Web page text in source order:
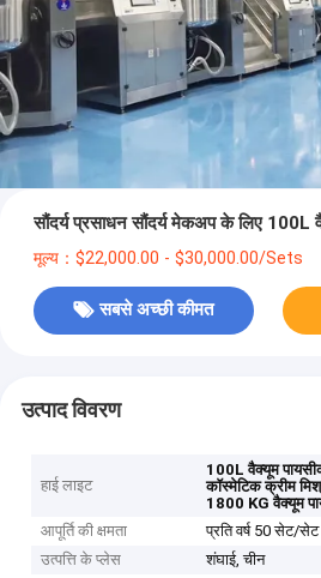
सौंदर्य प्रसाधन सौंदर्य मेकअप के लिए 100L
मूल्य：$22,000.00 - $30,000.00/Sets
सबसे अच्छी कीमत
उत्पाद विवरण
हाई लाइट
100L वैक्यूम
कॉस्मेटिक क्रीम
1800 KG वैक्यूम
आपूर्ति की क्षमता
प्रति वर्ष 50 सेट/
उत्पत्ति के प्लेस
शंघाई, चीन